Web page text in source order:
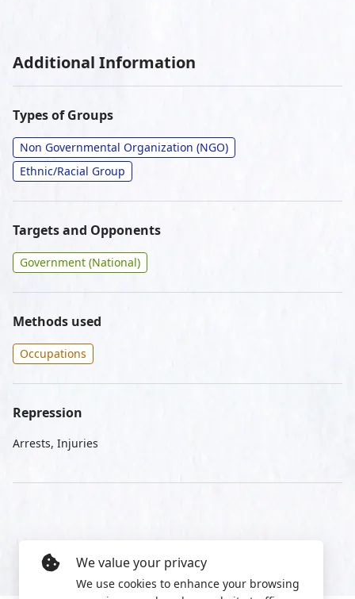
Additional Information
Types of Groups
Non Governmental Organization (NGO)
Ethnic/Racial Group
Targets and Opponents
Government (National)
Methods used
Occupations
Repression
Arrests, Injuries
We value your privacy
We use cookies to enhance your browsing